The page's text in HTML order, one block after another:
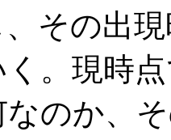
その出
。現時
なのか、